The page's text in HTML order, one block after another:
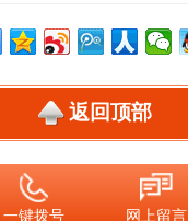
一键拨号 网上留言
返回顶部